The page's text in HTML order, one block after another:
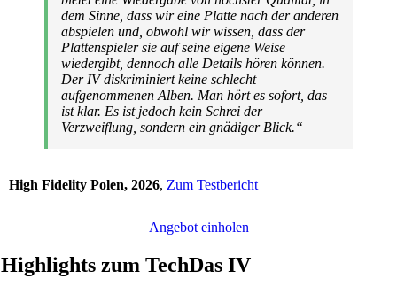
dem Sinne, dass wir eine Platte nach der anderen
abspielen und, obwohl wir wissen, dass der
Plattenspieler sie auf seine eigene Weise
wiedergibt, dennoch alle Details hören können.
Der IV diskriminiert keine schlecht
aufgenommenen Alben. Man hört es sofort, das
ist klar. Es ist jedoch kein Schrei der
Verzweiflung, sondern ein gnädiger Blick.“
High Fidelity Polen, 2026, Zum Testbericht
Angebot einholen
Highlights zum TechDas IV